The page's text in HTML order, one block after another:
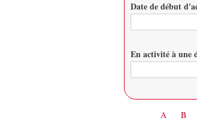
Date de début
En activité à une
A B